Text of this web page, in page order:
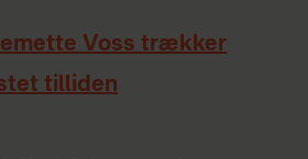
Voss trækker
tilliden